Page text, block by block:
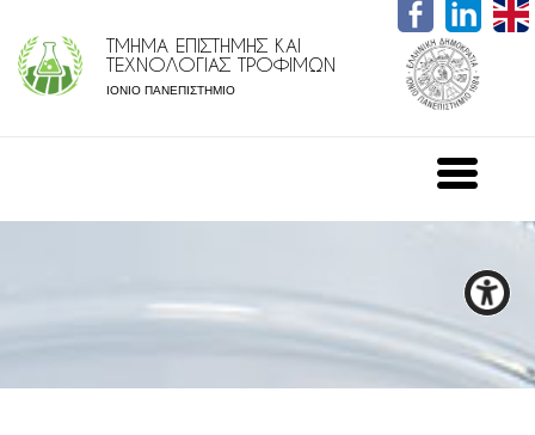
ΤΜΗΜΑ ΕΠΙΣΤΗΜΗΣ ΚΑΙ
ΤΕΧΝΟΛΟΓΙΑΣ ΤΡΟΦΙΜΩΝ
ΙΟΝΙΟ ΠΑΝΕΠΙΣΤΗΜΙΟ